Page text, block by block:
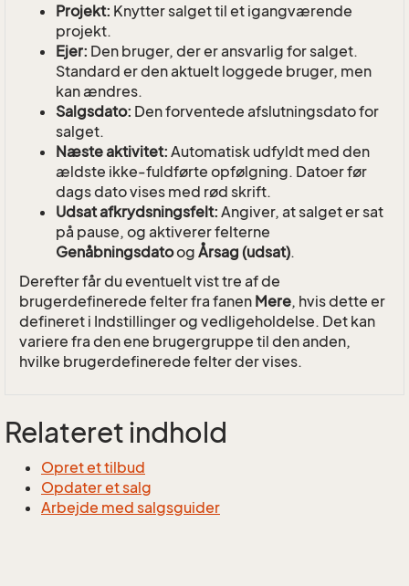
Projekt: Knytter salget til et igangværende
projekt.
Ejer: Den bruger, der er ansvarlig for salget.
Standard er den aktuelt loggede bruger, men
kan ændres.
Salgsdato: Den forventede afslutningsdato for
salget.
Næste aktivitet: Automatisk udfyldt med den
ældste ikke-fuldførte opfølgning. Datoer før
dags dato vises med rød skrift.
Udsat afkrydsningsfelt: Angiver, at salget er sat
på pause, og aktiverer felterne
Genåbningsdatoog Årsag (udsat).
Derefter får du eventuelt vist tre af de
brugerdefinerede felter fra fanen Mere, hvis dette er
defineret i Indstillinger og vedligeholdelse. Det kan
variere fra den ene brugergruppe til den anden,
hvilke brugerdefinerede felter der vises.
Relateret indhold
Opret et tilbud
Opdater et salg
Arbejde med salgsguider